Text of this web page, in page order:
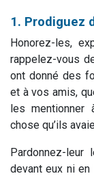
1. Prodiguez
Honorez-les,
rappelez-vous
ont donné des
et à vos amis,
les mentionner
chose qu’ils
Pardonnez-
devant eux ni